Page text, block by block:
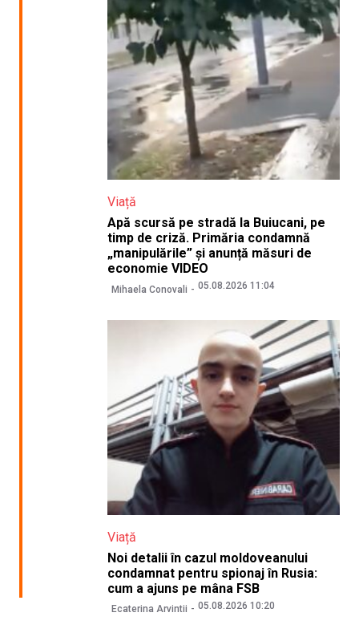
Viață
Apă scursă pe stradă la Buiucani, pe
timp de criză. Primăria condamnă
„manipulările” și anunță măsuri de
economie VIDEO
Mihaela Conovali 05.08.2026 11:04
Viață
Noi detalii în cazul moldoveanului
condamnat pentru spionaj în Rusia:
cum a ajuns pe mâna FSB
Ecaterina Arvintii 05.08.2026 10:20